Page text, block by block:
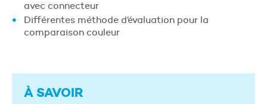
avec connecteur
Différentes méthode d’évaluation pour la
comparaison couleur
À SAVOIR